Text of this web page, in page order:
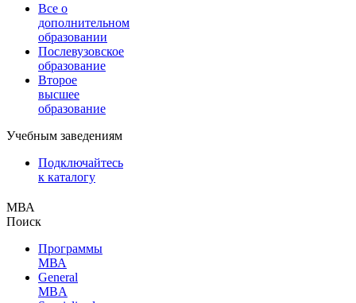
Все о
дополнительном
образовании
Послевузовское
образование
Второе
высшее
образование
Учебным заведениям
Подключайтесь
к каталогу
МВА
Поиск
Программы
МВА
General
MBA